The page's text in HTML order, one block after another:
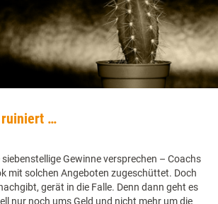
ruiniert …
Gewinne versprechen – Coachs
mit solchen Angeboten zugeschüttet. Doch
gerät in die Falle. Denn dann geht es
nur noch ums Geld und nicht mehr um die